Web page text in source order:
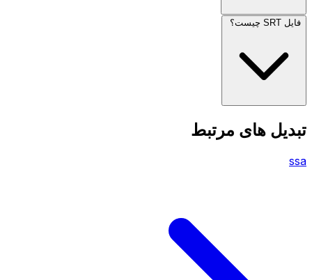
فایل SRT چیست؟
تبدیل های مرتبط
ssa